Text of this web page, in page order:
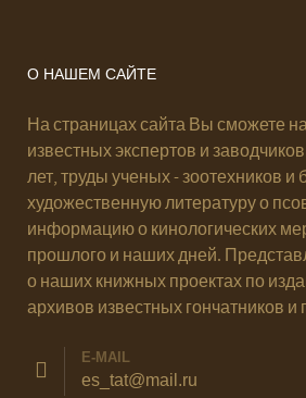
О НАШЕМ САЙТЕ
На страницах сайта Вы сможете
известных экспертов и
лет, труды ученых - зоотехников и
художественную литературу о
информацию о кинологических
прошлого и наших дней.
о наших книжных проектах по
архивов известных гончатников и
E-MAIL
es_tat@mail.ru